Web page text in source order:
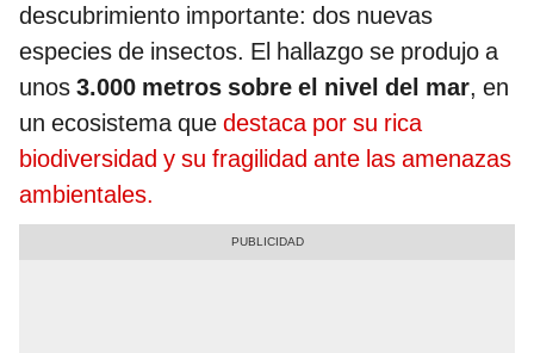
descubrimiento importante: dos nuevas
especies de insectos. El hallazgo se produjo a
unos 3.000 metros sobre el nivel del mar, en
un ecosistema que destaca por su rica
biodiversidad y su fragilidad ante las amenazas
ambientales.